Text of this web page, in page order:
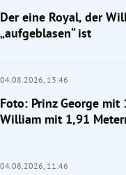
Der eine Royal, der
„aufgeblasen“ ist
04.08.2026, 13:46
Foto: Prinz George
William mit 1,91
04.08.2026, 11:46